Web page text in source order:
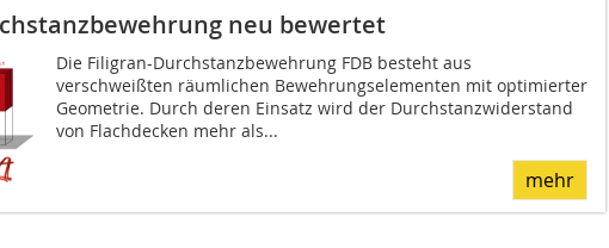
neu bewertet
Die Filigran-Durchstanzbewehrung FDB besteht aus
verschweißten räumlichen Bewehrungselementen mit optimierter
Geometrie. Durch deren Einsatz wird der Durchstanzwiderstand
von Flachdecken mehr als...
mehr